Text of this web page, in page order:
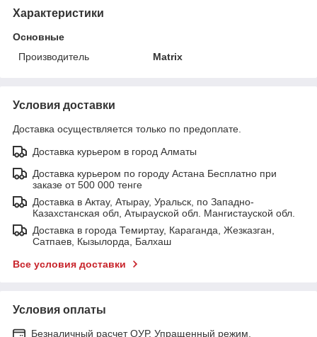
Характеристики
Основные
Производитель
Matrix
Условия доставки
Доставка осуществляется только по предоплате.
Доставка курьером в город Алматы
Доставка курьером по городу Астана Бесплатно при
заказе от 500 000 тенге
Доставка в Актау, Атырау, Уральск, по Западно-
Казахстанская обл, Атырауской обл. Мангистауской обл.
Доставка в города Темиртау, Караганда, Жезказган,
Сатпаев, Кызылорда, Балхаш
Все условия доставки
Условия оплаты
Безналичный расчет ОУР, Упращенный режим.